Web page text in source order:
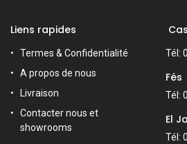
Liens rapides
Termes & Confidentialité
A propos de nous
Livraison
Contacter nous et
showrooms
Tél:
Fés
Tél:
El
Tél: